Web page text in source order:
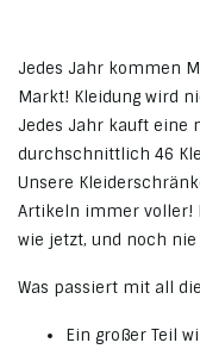
Jedes Jahr kommen
Markt! Kleidung wird
Jedes Jahr kauft eine
durchschnittlich 46
Unsere
Artikeln immer voller!
wie jetzt, und noch
Was passiert mit all
Ein großer Teil